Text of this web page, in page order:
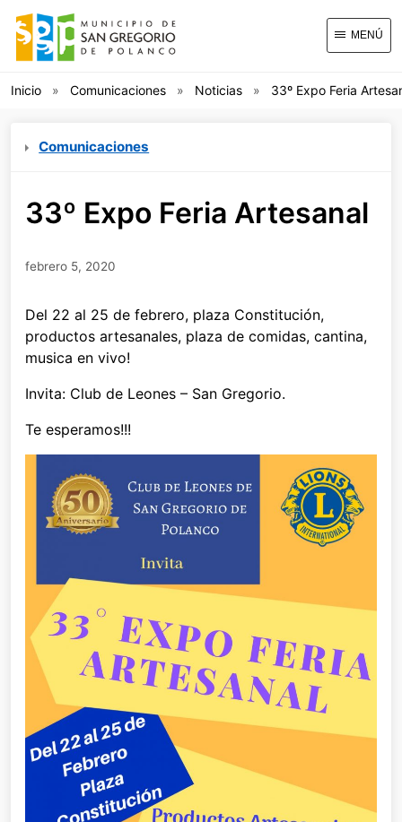
MENÚ
Inicio Comunicaciones Noticias 33º Expo Feria
Comunicaciones
33º Expo Feria Artesanal
febrero 5, 2020
Del 22 al 25 de febrero, plaza Constitución,
productos artesanales, plaza de comidas, cantina,
musica en vivo!
Invita: Club de Leones – San Gregorio.
Te esperamos!!!